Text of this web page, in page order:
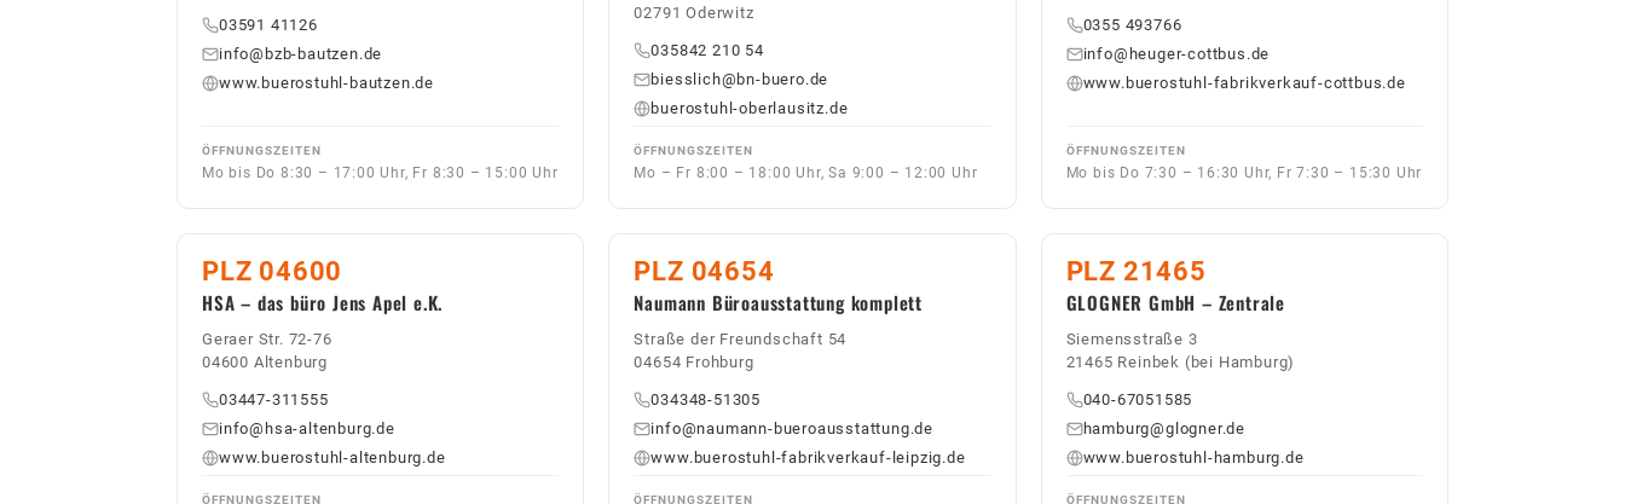
03591 41126
info@bzb-bautzen.de
www.buerostuhl-bautzen.de
ÖFFNUNGSZEITEN
Mo bis Do 8:30 – 17:00 Uhr, Fr 8:30 – 15:00 Uhr
02791 Oderwitz
035842 210 54
biesslich@bn-buero.de
buerostuhl-oberlausitz.de
ÖFFNUNGSZEITEN
Mo – Fr 8:00 – 18:00 Uhr, Sa 9:00 – 12:00 Uhr
0355 493766
info@heuger-cottbus.de
www.buerostuhl-fabrikverkauf-cottbus.de
ÖFFNUNGSZEITEN
Mo bis Do 7:30 – 16:30 Uhr, Fr 7:30 – 15:30 Uhr
PLZ 04600
HSA – das büro Jens Apel e.K.
Geraer Str. 72-76
04600 Altenburg
03447-311555
info@hsa-altenburg.de
www.buerostuhl-altenburg.de
ÖFFNUNGSZEITEN
PLZ 04654
Naumann Büroausstattung komplett
Straße der Freundschaft 54
04654 Frohburg
034348-51305
info@naumann-bueroausstattung.de
www.buerostuhl-fabrikverkauf-leipzig.de
ÖFFNUNGSZEITEN
PLZ 21465
GLOGNER GmbH – Zentrale
Siemensstraße 3
21465 Reinbek (bei Hamburg)
040-67051585
hamburg@glogner.de
www.buerostuhl-hamburg.de
ÖFFNUNGSZEITEN